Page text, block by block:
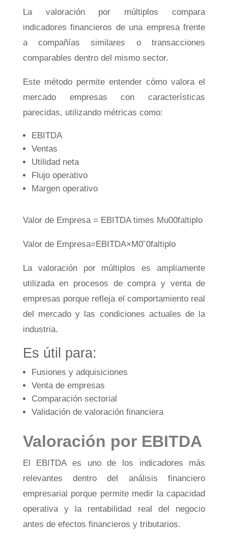
La valoración por múltiplos compara
indicadores financieros de una empresa frente
a compañías similares o transacciones
comparables dentro del mismo sector.
Este método permite entender cómo valora el
mercado empresas con características
parecidas, utilizando métricas como:
EBITDA
Ventas
Utilidad neta
Flujo operativo
Margen operativo
Valor de Empresa = EBITDA times Mu00faltiplo
Valor de Empresa=EBITDA×M0˘0faltiplo
La valoración por múltiplos es ampliamente
utilizada en procesos de compra y venta de
empresas porque refleja el comportamiento real
del mercado y las condiciones actuales de la
industria.
Es útil para:
Fusiones y adquisiciones
Venta de empresas
Comparación sectorial
Validación de valoración financiera
Valoración por EBITDA
El EBITDA es uno de los indicadores más
relevantes dentro del análisis financiero
empresarial porque permite medir la capacidad
operativa y la rentabilidad real del negocio
antes de efectos financieros y tributarios.